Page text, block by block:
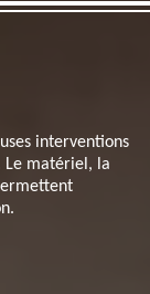
interventions
Le matériel, la